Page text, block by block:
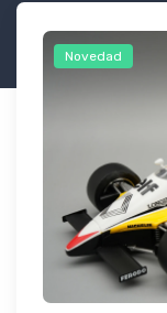
Novedad